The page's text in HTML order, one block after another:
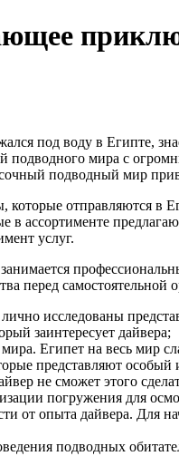
под воду в Египте,
подводного мира с
подводный мир
которые отправляются в
в ассортименте
услуг.
перед самостоятельной
исследованы
заинтересует дайвера;
Египет на весь мир
представляют
не сможет этого
погружения для
от опыта дайвера.
подводных